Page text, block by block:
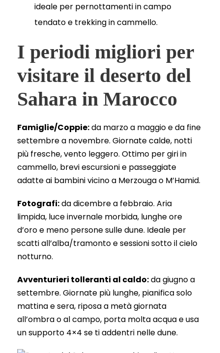
ideale per pernottamenti in campo
tendato e trekking in cammello.
I periodi migliori per
visitare il deserto del
Sahara in Marocco
Famiglie/Coppie:da marzo a maggio e da fine
settembre a novembre. Giornate calde, notti
più fresche, vento leggero. Ottimo per giri in
cammello, brevi escursioni e passeggiate
adatte ai bambini vicino a Merzouga o M’Hamid.
Fotografi:da dicembre a febbraio. Aria
limpida, luce invernale morbida, lunghe ore
d’oro e meno persone sulle dune. Ideale per
scatti all’alba/tramonto e sessioni sotto il cielo
notturno.
Avventurieri tolleranti al caldo:da giugno a
settembre. Giornate più lunghe, pianifica solo
mattina e sera, riposa a metà giornata
all’ombra o al campo, porta molta acqua e usa
un supporto 4×4 se ti addentri nelle dune.